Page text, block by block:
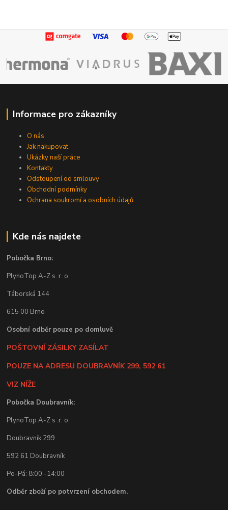
Informace pro zákazníky
O nás
Jak nakupovat
Ukázky naší práce
Kontakty
Odstoupení od smlouvy
Obchodní podmínky
Ochrana soukromí a osobních údajů
Kde nás najdete
Pobočka Brno:
PlynoTop A-Z s. r. o.
Táborská 144
615 00 Brno
Osobní odběr pouze po domluvě
POŠTOVNÍ ZÁSILKY ZASÍLAT
POUZE NA ADRESU DOUBRAVNÍK 299, 592 61
VIZ NÍŽE
Pobočka Doubravník:
PlynoTop A-Z s .r. o.
Doubravník 299
592 61 Doubravník
Po-Pá: 8:00 -14:00
Odběr zboží po potvrzení obchodem.